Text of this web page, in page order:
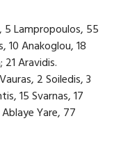
5 Lampropoulos, 55
10 Anakoglou, 18
Aravidis.
2 Soiledis, 3
15 Svarnas, 17
Yare, 77